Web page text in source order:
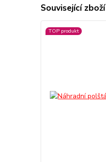
Související zboží
TOP produkt